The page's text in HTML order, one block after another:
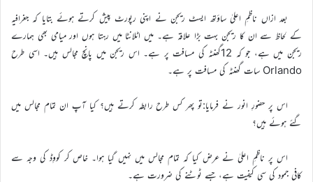
بعد ازاں ناظمِ اعلیٰ ساؤتھ ایسٹ ریجن نے اپنی رپورٹ پیش کرتے ہوئے بتایا کہ جغرافیہ
کے لحاظ سے ان کا ریجن بہت بڑا علاقہ ہے۔ میں اٹلانٹا میں رہتا ہوں اور میامی بھی ہمارے
ریجن میں ہے، جو کہ 12گھنٹہ کی مسافت پر ہے۔ اس ریجن میں پانچ مجالس ہیں۔ اسی طرح
Orlando سات گھنٹہ کی مسافت پر ہے۔
اس پر حضورِ انور نے فرمایا:تو پھر کس طرح رابطہ کرتے ہیں؟ کیا آپ ان تمام مجالس میں
گئے ہوئے ہیں؟
اس پر ناظمِ اعلیٰ نے عرض کیا کہ تمام مجالس میں نہیں گیا ہوا۔ خاص کر کووِڈ کی وجہ سے
کافی جمود کی سی کیفیت ہے، جسے ٹوٹنے کی ضرورت ہے۔